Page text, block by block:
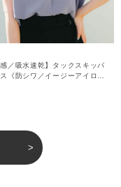
感／吸水速乾】タックスキッパ
《防シワ／イージーアイロン
／9col》